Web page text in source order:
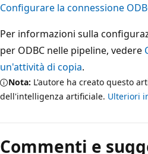
Configurare la connessione
Per informazioni sulla
per ODBC nelle pipeline, vedere
un'attività di copia.
Nota: L'autore ha creato questo
dell'intelligenza artificiale. Ulteriori
di
lettura
Commenti e